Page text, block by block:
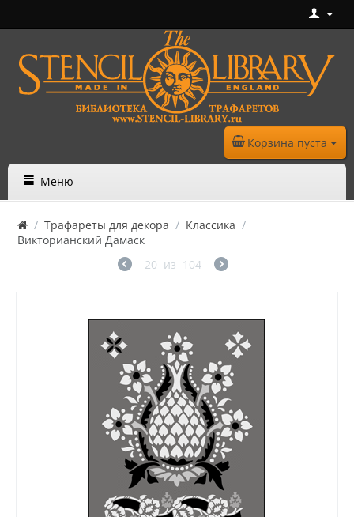
Корзина пуста
Меню
/ Трафареты для декора / Классика /
Викторианский Дамаск
20 из 104